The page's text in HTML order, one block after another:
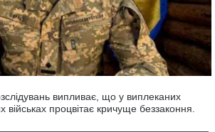
випливає, що у виплеканих
процвітає кричуще беззаконня.